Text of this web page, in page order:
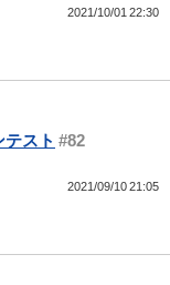
2021/10/01 22:30
テスト #82
2021/09/10 21:05